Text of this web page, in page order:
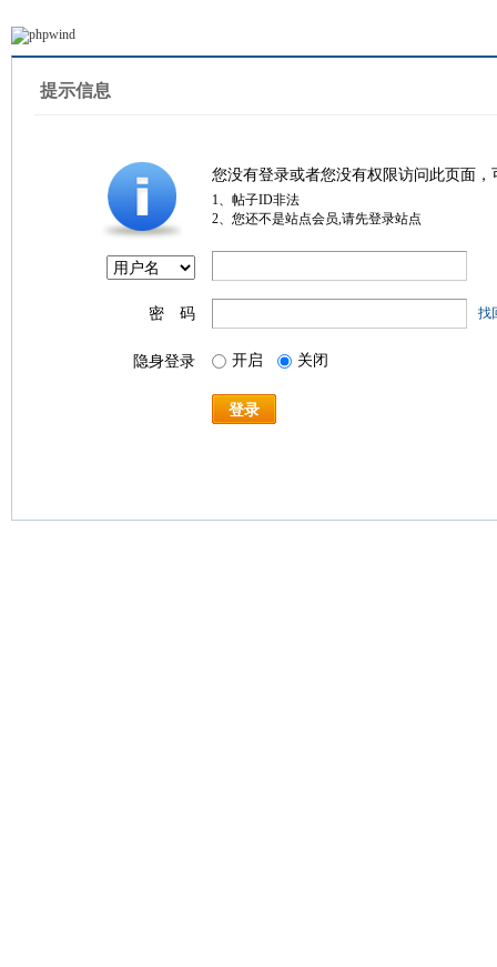
提示信息
您没有登录或者您没有权限访问此页面
1、帖子ID非法
2、您还不是站点会员,请先登录站点
密 码 找
隐身登录 开启 关闭
登录